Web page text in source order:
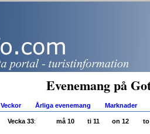
Evenemang på
Veckor Årliga evenemang Marknader
Vecka 33: må 10 ti 11 on 12 to